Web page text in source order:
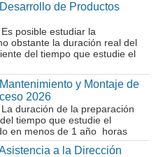
de Productos
posible estudiar la
obstante la duración real del
del tiempo que estudie el
y Montaje de
2026
duración de la preparación
tiempo que estudie el
en menos de 1 año horas
a la Dirección